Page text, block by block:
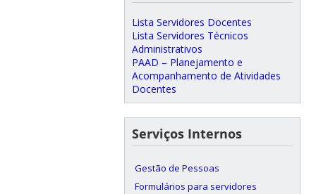
Lista Servidores Docentes
Lista Servidores Técnicos
Administrativos
PAAD – Planejamento e
Acompanhamento de Atividades
Docentes
Serviços Internos
Gestão de Pessoas
Formulários para servidores